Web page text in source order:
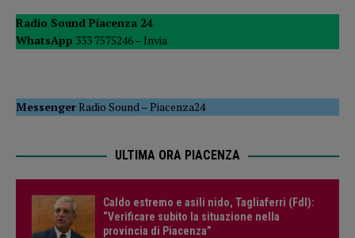
Radio Sound Piacenza 24
WhatsApp 333 7575246 – Invia
MessengerRadio Sound –Piacenza24
ULTIMA ORA PIACENZA
Caldo estremo e asili nido, Tagliaferri (FdI):
“Verificare subito la situazione nella
provincia di Piacenza”